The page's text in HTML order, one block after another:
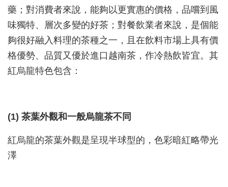
藥；對消費者來說，能夠以更實惠的價格，品嚐到風
味獨特、層次多變的好茶；對餐飲業者來說，是個能
夠很好融入料理的茶種之一，且在飲料市場上具有價
格優勢、品質又優於進口越南茶，作冷熱飲皆宜。其
紅烏龍特色包含：
(1) 茶葉外觀和一般烏龍茶不同
紅烏龍的茶葉外觀是呈現半球型的，色彩暗紅略帶光
澤